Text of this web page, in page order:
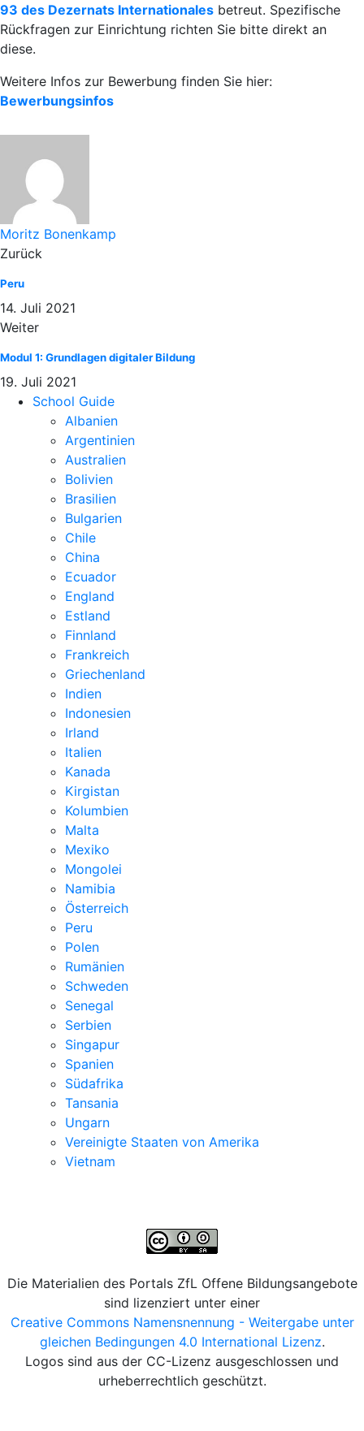
93 des Dezernats Internationales betreut. Spezifische
Rückfragen zur Einrichtung richten Sie bitte direkt an
diese.
Weitere Infos zur Bewerbung finden Sie hier:
Bewerbungsinfos
Moritz Bonenkamp
Zurück
Peru
14. Juli 2021
Weiter
Modul 1: Grundlagen digitaler Bildung
19. Juli 2021
School Guide
Albanien
Argentinien
Australien
Bolivien
Brasilien
Bulgarien
Chile
China
Ecuador
England
Estland
Finnland
Frankreich
Griechenland
Indien
Indonesien
Irland
Italien
Kanada
Kirgistan
Kolumbien
Malta
Mexiko
Mongolei
Namibia
Österreich
Peru
Polen
Rumänien
Schweden
Senegal
Serbien
Singapur
Spanien
Südafrika
Tansania
Ungarn
Vereinigte Staaten von Amerika
Vietnam
Die Materialien des Portals ZfL Offene Bildungsangebote
sind lizenziert unter einer
Creative Commons Namensnennung - Weitergabe unter
gleichen Bedingungen 4.0 International Lizenz.
Logos sind aus der CC-Lizenz ausgeschlossen und
urheberrechtlich geschützt.